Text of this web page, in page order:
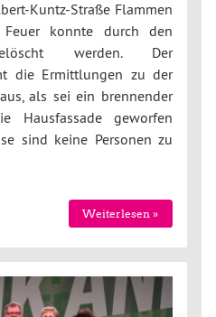
Kuntz-Straße Flammen
konnte durch den
werden. Der
die Ermittlungen zu der
als sei ein brennender
Hausfassade geworfen
sind keine Personen zu
Weiterlesen »